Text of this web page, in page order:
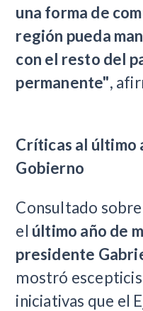
una forma de
región pueda
con el resto del
permanente",
Críticas al último
Gobierno
Consultado
el último año de
presidente
mostró
iniciativas que el